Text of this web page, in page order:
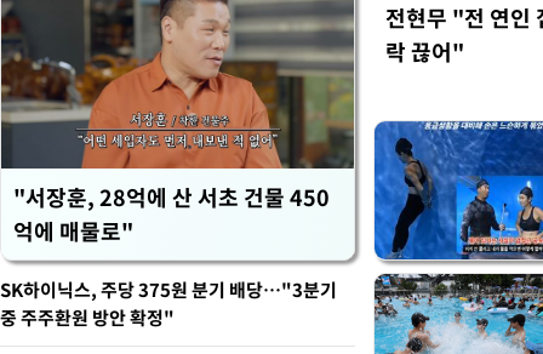
"서장훈, 28억에 산 서초 건물 450
억에 매물로"
전현무 "전 연인
락 끊어"
SK하이닉스, 주당 375원 분기 배당…"3분기
중 주주환원 방안 확정"